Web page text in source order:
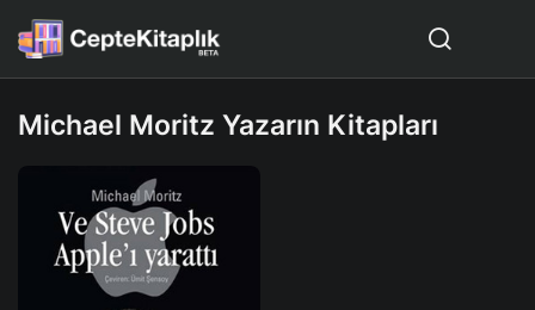
Michael Moritz Yazarın Kitapları